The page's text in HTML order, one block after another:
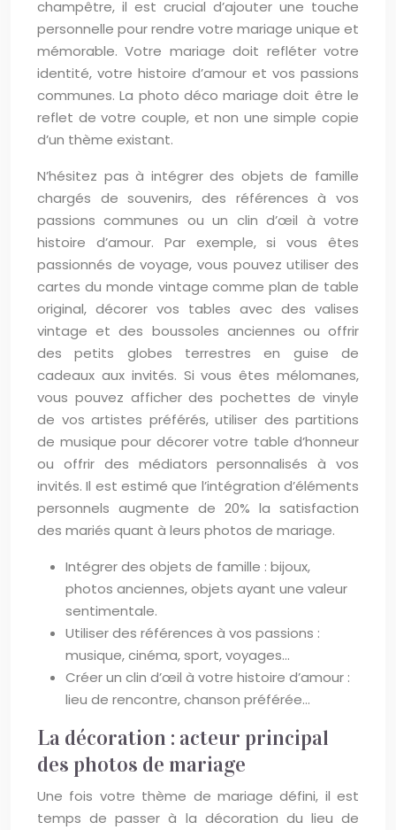
champêtre, il est crucial d’ajouter une touche
personnelle pour rendre votre mariage unique et
mémorable. Votre mariage doit refléter votre
identité, votre histoire d’amour et vos passions
communes. La photo déco mariage doit être le
reflet de votre couple, et non une simple copie
d’un thème existant.
N’hésitez pas à intégrer des objets de famille
chargés de souvenirs, des références à vos
passions communes ou un clin d’œil à votre
histoire d’amour. Par exemple, si vous êtes
passionnés de voyage, vous pouvez utiliser des
cartes du monde vintage comme plan de table
original, décorer vos tables avec des valises
vintage et des boussoles anciennes ou offrir
des petits globes terrestres en guise de
cadeaux aux invités. Si vous êtes mélomanes,
vous pouvez afficher des pochettes de vinyle
de vos artistes préférés, utiliser des partitions
de musique pour décorer votre table d’honneur
ou offrir des médiators personnalisés à vos
invités. Il est estimé que l’intégration d’éléments
personnels augmente de 20% la satisfaction
des mariés quant à leurs photos de mariage.
Intégrer des objets de famille : bijoux,
photos anciennes, objets ayant une valeur
sentimentale.
Utiliser des références à vos passions :
musique, cinéma, sport, voyages…
Créer un clin d’œil à votre histoire d’amour :
lieu de rencontre, chanson préférée…
La décoration : acteur principal
des photos de mariage
Une fois votre thème de mariage défini, il est
temps de passer à la décoration du lieu de